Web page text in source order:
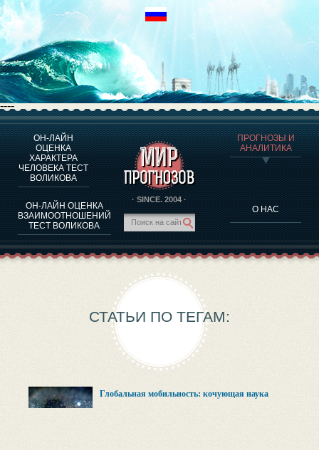
----
ОН-ЛАЙН
ОЦЕНКА
ХАРАКТЕРА
ЧЕЛОВЕКА ТЕСТ
ВОЛИКОВА
ОН-ЛАЙН ОЦЕНКА
ВЗАИМООТНОШЕНИЙ
ТЕСТ ВОЛИКОВА
· SINCE. 2004 ·
ПРОГНОЗЫ И
АНАЛИТИКА
О НАС
О ПРОГРАММЕ
ОЦЕНКА ХАРАКТЕРA ЧЕЛОВЕКА
ОЦЕНКА ХАРАКТЕРА ВЫДАЮЩИХСЯ ЛИЧНОСТЕЙ
О ПРОГРАММЕ
ТЕСТ НА СОВМЕСТИМОСТЬ ВОЛИКОВА
ПРОГНОЗЫ И АНАЛИТИКА
СТАТЬИ ПО ТЕГАМ:
Глобальная мобильность: кочующая наука